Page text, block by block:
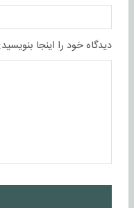
دیدگاه خود را اینجا بنویسید: